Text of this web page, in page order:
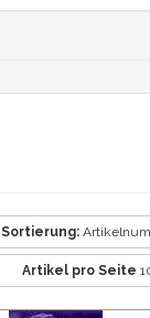
Sortierung:
Artikel pro Seite